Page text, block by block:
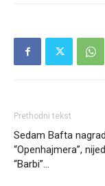
Prethodni tekst
Sedam Bafta
“Openhajmera”,
“Barbi”…